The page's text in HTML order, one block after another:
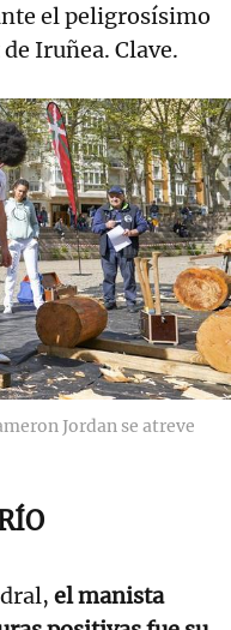
el peligrosísimo
Iruñea. Clave.
Jordan se atreve
el manista